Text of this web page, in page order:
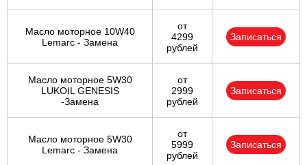
Масло моторное 10W40
Lemarc - Замена
от
4299
рублей
Записаться
Масло моторное 5W30
LUKOIL GENESIS
-Замена
от
2999
рублей
Записаться
Масло моторное 5W30
Lemarc - Замена
от
5999
рублей
Записаться